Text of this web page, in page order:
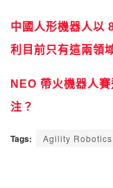
中國人形機器人以
利目前只有這兩領
NEO 帶火機器人
注？
Tags: Agility Robotics